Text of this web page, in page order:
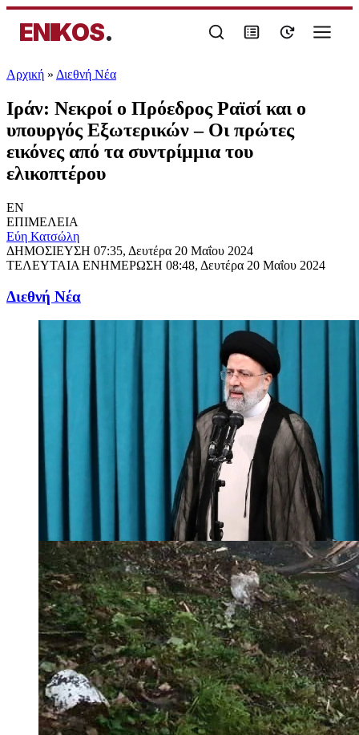
ENIKOS.
Αρχική » Διεθνή Νέα
Ιράν: Νεκροί ο Πρόεδρος Ραϊσί και ο
υπουργός Εξωτερικών – Οι πρώτες
εικόνες από τα συντρίμμια του
ελικοπτέρου
EN
ΕΠΙΜΕΛΕΙΑ
Εύη Κατσώλη
ΔΗΜΟΣΙΕΥΣΗ 07:35, Δευτέρα 20 Μαΐου 2024
ΤΕΛΕΥΤΑΙΑ ΕΝΗΜΕΡΩΣΗ 08:48, Δευτέρα 20 Μαΐου 2024
Διεθνή Νέα